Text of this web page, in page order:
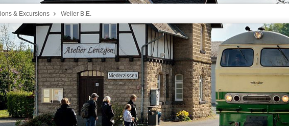
& Excursions Weiler B.E.
den kompletten Ort Burgbrohl am nördlichen Hang des Brohltals von Ost nach West
er nach ca. 2 km den zur Gemeinde Burgbrohl gehörenden Ortsteil Weiler.
Haltepunkt herum hatte in früheren Zeiten eine große Bedeutung für den Güterverkehr
Große Fabrikanlagen zur Herstellung feuerfester Steine und die Lavaverladung vom
Vulkan Herchenberg sorgten für ein hohes Frachtaufkommen. Heute zeugt hiervon nur
Gleis im Güterbahnhof, das gelegentlich für Zugkreuzungen genutzt wird. Das "B.E." im
für "Brohltal-Eisenbahn" zur Vermeidung von Verwechslungen mit anderen
Weiler (Rems).